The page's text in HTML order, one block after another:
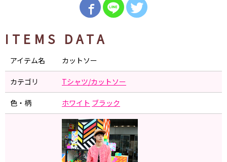
ITEMS DATA
アイテム名 カットソー
カテゴリ Tシャツ/カットソー
色・柄 ホワイト ブラック